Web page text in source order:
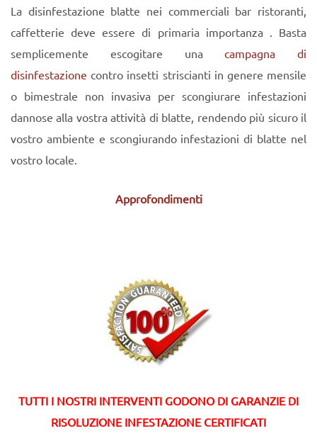
La disinfestazione blatte nei commerciali bar ristoranti,
caffetterie deve essere di primaria importanza . Basta
semplicemente escogitare unacampagna di
disinfestazione contro insetti striscianti in genere mensile
o bimestrale non invasiva per scongiurare infestazioni
dannose alla vostra attività di blatte, rendendo più sicuro il
vostro ambiente e scongiurando infestazioni di blatte nel
vostro locale.
Approfondimenti
TUTTI I NOSTRI INTERVENTI GODONO DI GARANZIE DI
RISOLUZIONE INFESTAZIONE CERTIFICATI